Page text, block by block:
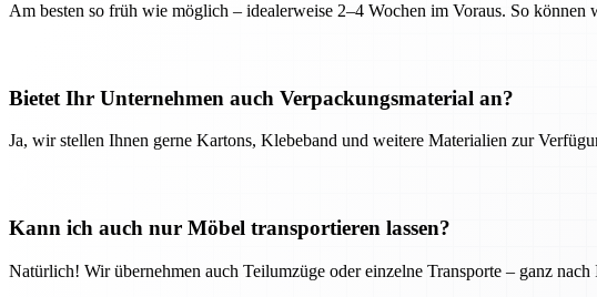
Am besten so früh wie möglich – idealerweise 2–4 Wochen im Voraus. So
Bietet Ihr Unternehmen auch Verpackungsmaterial an?
Ja, wir stellen Ihnen gerne Kartons, Klebeband und weitere Materialien zur
Kann ich auch nur Möbel transportieren lassen?
Natürlich! Wir übernehmen auch Teilumzüge oder einzelne Transporte – ganz nach